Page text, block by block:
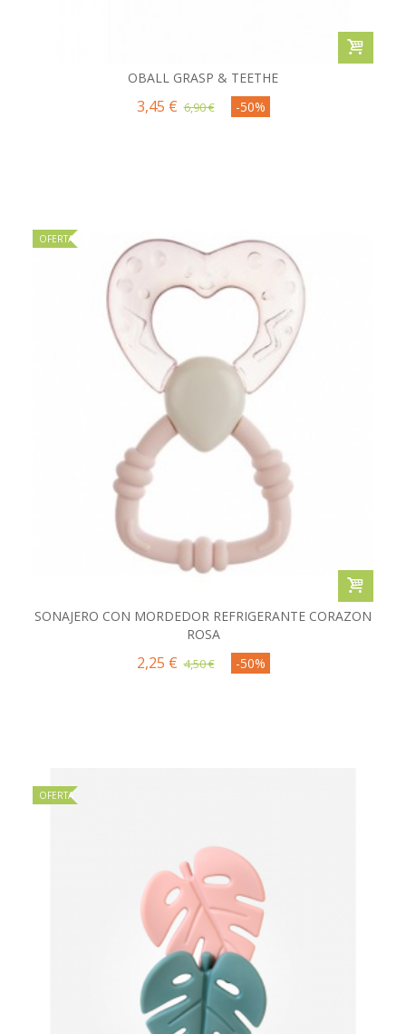
OBALL GRASP & TEETHE
3,45 € 6,90 € -50%
OFERTA
SONAJERO CON MORDEDOR REFRIGERANTE CORAZON
ROSA
2,25 € 4,50 € -50%
OFERTA